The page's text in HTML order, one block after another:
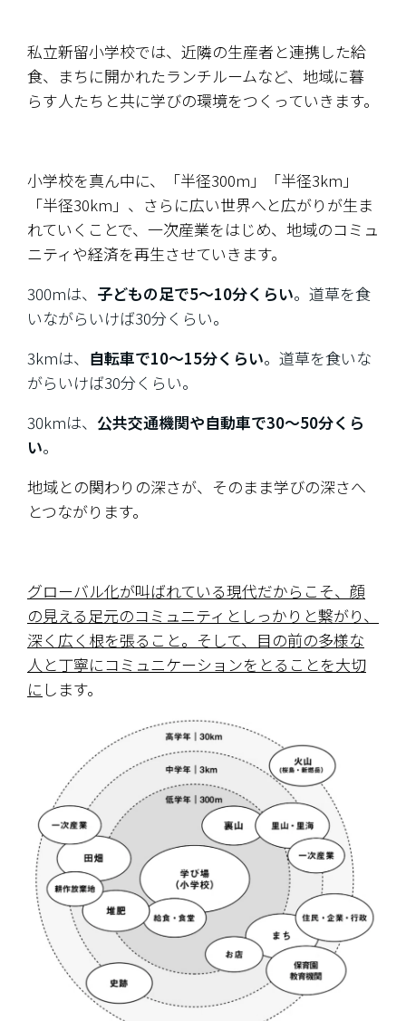
私立新留小学校では、近隣の生産者と連携した給
食、まちに開かれたランチルームなど、地域に暮
らす人たちと共に学びの環境をつくっていきます。
小学校を真ん中に、「半径300m」「半径3km」
「半径30km」、さらに広い世界へと広がりが生ま
れていくことで、一次産業をはじめ、地域のコミュ
ニティや経済を再生させていきます。
300mは、 子どもの足で5〜10分くらい。道草を食
いながらいけば30分くらい。
3kmは、 自転車で10〜15分くらい。道草を食いな
がらいけば30分くらい。
30kmは、 公共交通機関や自動車で30〜50分くら
い。
地域との関わりの深さが、そのまま学びの深さへ
とつながります。
グローバル化が叫ばれている現代だからこそ、顔
の見える足元のコミュニティとしっかりと繋がり、
深く広く根を張ること。そして、目の前の多様な
人と丁寧にコミュニケーションをとることを大切
に します。